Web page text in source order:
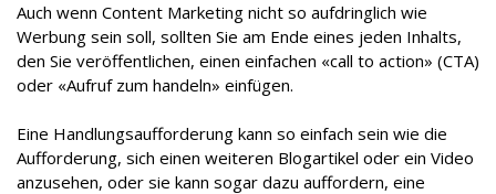
Auch wenn Content Marketing nicht so aufdringlich wie
Werbung sein soll, sollten Sie am Ende eines jeden Inhalts,
den Sie veröffentlichen, einen einfachen «call to action» (CTA)
oder «Aufruf zum handeln» einfügen.
Eine Handlungsaufforderung kann so einfach sein wie die
Aufforderung, sich einen weiteren Blogartikel oder ein Video
anzusehen, oder sie kann sogar dazu auffordern, eine